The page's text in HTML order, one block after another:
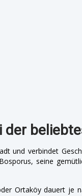
der
und verbindet
seine
Ortaköy dauert je